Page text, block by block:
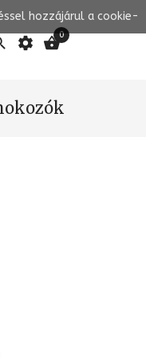
hozzájárul a cookie-
settings 0